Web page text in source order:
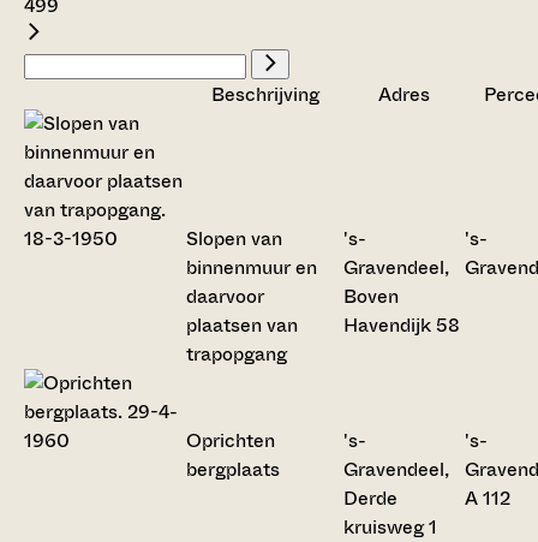
Beschrijving Adres
Slopen van
binnenmuur en
daarvoor
plaatsen van
trapopgang
's-
Gravendeel,
Boven
Havendijk 58
's-
Oprichten
bergplaats
's-
Gravendeel,
Derde
kruisweg 1
's-
A 112